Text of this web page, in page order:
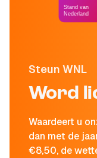
Steun WNL
Word
Waardeert u
dan met de
€8,50, de
Stand van
Nederland